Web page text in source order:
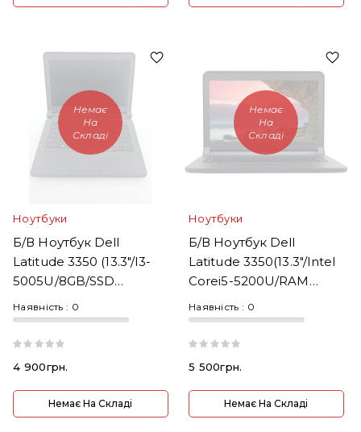
Немає
На
Складі
Ноутбуки
Б/В Ноутбук Dell
Latitude 3350 (13.3"/i3-
5005U/8GB/SSD
240GB/HD 5500/noOS)
Наявність : 0
4 900грн.
Немає На Складі
Немає
На
Складі
Ноутбуки
Б/В Ноутбук Dell
Latitude 3350(13.3"/Intel
Coreі5-5200U/RAM
8GB/SSD240GB)
Наявність : 0
5 500грн.
Немає На Складі